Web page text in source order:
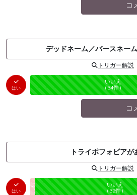
コ
デッドネーム／バースネー
トリガー解説
はい
はい
（0件）
未投票
いいえ
（34件）
コ
トライポフォビアが
トリガー解説
はい
はい
（1件）
未投票
いいえ
（32件）